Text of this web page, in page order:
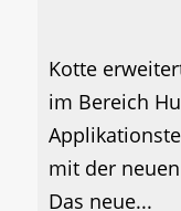
Kotte
im Bereich
mit der
Das neue...